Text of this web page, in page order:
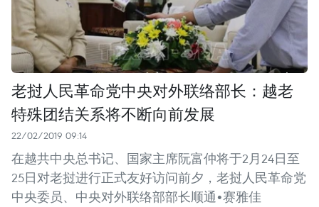
老挝人民革命党中央对外联络部长：越老
特殊团结关系将不断向前发展
22/02/2019 09:14
在越共中央总书记、国家主席阮富仲将于2月24日至
25日对老挝进行正式友好访问前夕，老挝人民革命党
中央委员、中央对外联络部部长顺通•赛雅佳